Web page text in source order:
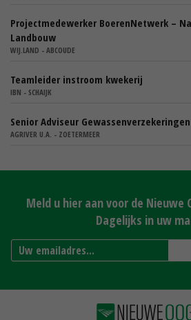
Projectmedewerker BoerenNetwerk –
Landbouw
WIJ.LAND - ABCOUDE
Teamleider instroom kwekerij
IBN - SCHAIJK
Senior Adviseur Gewassenverzekeringen
AGRIVER U.A. - ZOETERMEER
Meld u hier aan voor de
Dagelijks in uw